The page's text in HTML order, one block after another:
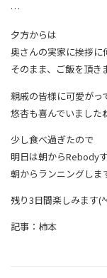
…
夕方からは
奥さんの実家に挨拶に
そのまま、ご飯を頂き
親戚の皆様に可愛がっ
悠杏も喜んでいました
少し食べ過ぎたので
明日は朝からRebody
朝からランニングしま
残り3日間楽しみます
記事：柿本